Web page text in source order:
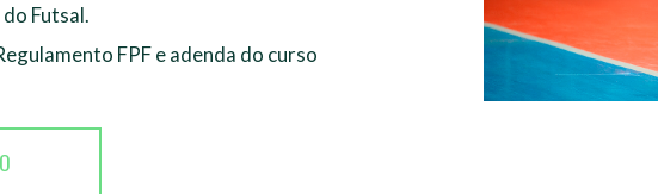
Futsal.
FPF e adenda do curso